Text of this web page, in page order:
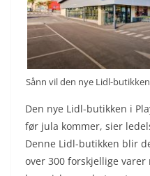
Sånn vil den nye Lidl-
Den nye Lidl-butikken i
før jula kommer, sier
Denne Lidl-butikken blir
over 300 forskjellige varer